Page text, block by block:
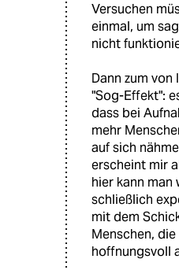
Versuchen
einmal, um
nicht
Dann zum von
"Sog-Effekt":
dass bei
mehr
auf sich
erscheint mir
hier kann man
schließlich
mit dem
Menschen,
hoffnungsvoll